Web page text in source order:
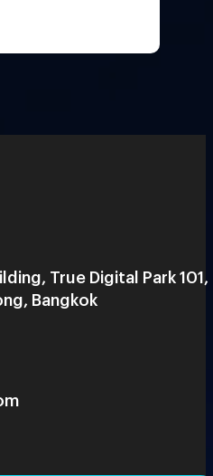
True Digital Park 101,
Bangkok